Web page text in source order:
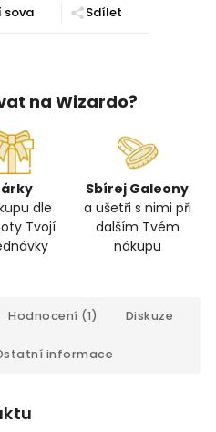
Sdílet
na Wizardo?
dle
Tvojí
Sbírej Galeony
a ušetři s nimi při
dalším Tvém
nákupu
Hodnocení (1) Diskuze
informace